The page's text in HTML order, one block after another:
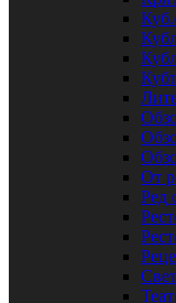
От
Ред